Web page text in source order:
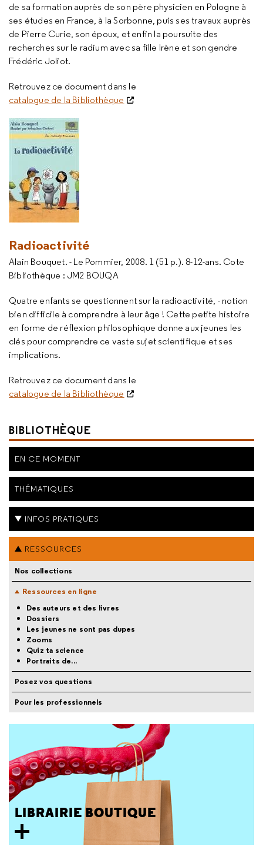
de sa formation auprès de son père physicien en Pologne à
ses études en France, à la Sorbonne, puis ses travaux auprès
de Pierre Curie, son époux, et enfin la poursuite des
recherches sur le radium avec sa fille Irène et son gendre
Frédéric Joliot.
Retrouvez ce document dans le
catalogue de la Bibliothèque
Radioactivité
Alain Bouquet. - Le Pommier, 2008. 1 (51 p.). 8-12-ans. Cote
Bibliothèque : JM2 BOUQA
Quatre enfants se questionnent sur la radioactivité, - notion
bien difficile à comprendre à leur âge ! Cette petite histoire
en forme de réflexion philosophique donne aux jeunes les
clés pour comprendre ce vaste sujet scientifique et ses
implications.
Retrouvez ce document dans le
catalogue de la Bibliothèque
BIBLIOTHÈQUE
EN CE MOMENT
THÉMATIQUES
INFOS PRATIQUES
RESSOURCES
Nos collections
Ressources en ligne
Des auteurs et des livres
Dossiers
Les jeunes ne sont pas dupes
Zooms
Quiz ta science
Portraits de...
Posez vos questions
Pour les professionnels
LIBRAIRIE BOUTIQUE